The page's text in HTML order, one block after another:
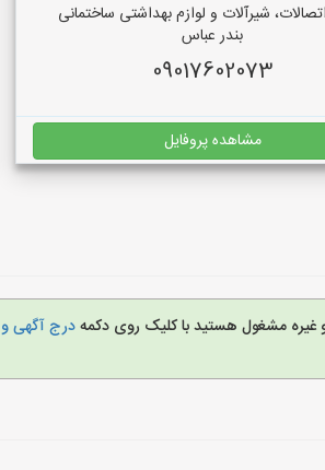
شیرآلات و لوازم بهداشتی ساختمانی
بندر عباس
09017602073
مشاهده پروفایل
غیره مشغول هستید با کلیک روی دکمهدرج آگهی و